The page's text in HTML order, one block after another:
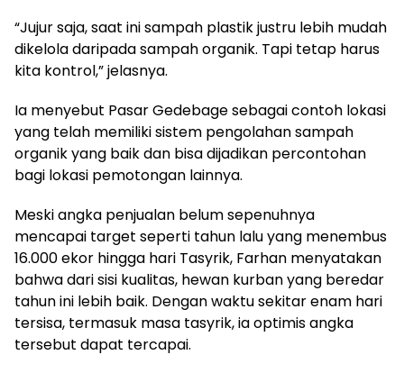
“Jujur saja, saat ini sampah plastik justru lebih mudah
dikelola daripada sampah organik. Tapi tetap harus
kita kontrol,” jelasnya.
Ia menyebut Pasar Gedebage sebagai contoh lokasi
yang telah memiliki sistem pengolahan sampah
organik yang baik dan bisa dijadikan percontohan
bagi lokasi pemotongan lainnya.
Meski angka penjualan belum sepenuhnya
mencapai target seperti tahun lalu yang menembus
16.000 ekor hingga hari Tasyrik, Farhan menyatakan
bahwa dari sisi kualitas, hewan kurban yang beredar
tahun ini lebih baik. Dengan waktu sekitar enam hari
tersisa, termasuk masa tasyrik, ia optimis angka
tersebut dapat tercapai.